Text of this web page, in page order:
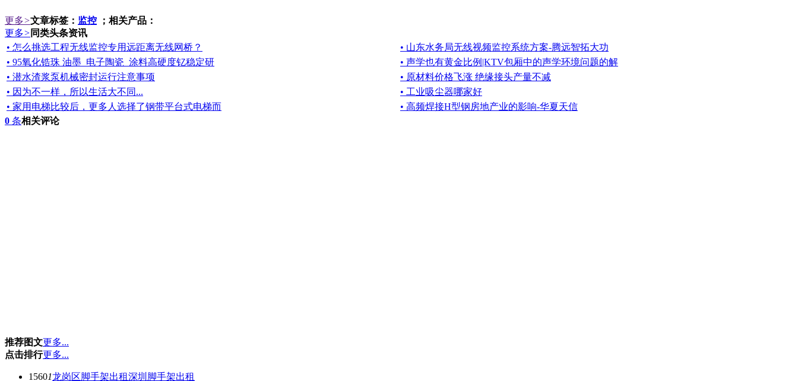
更多>文章标签： 监控 ；相关产品：
更多> 同类头条资讯
• 怎么挑选工程无线监控专用远距离无线网桥？
• 山东水务局无线视频监控系统方案-腾远智拓大功
• 95氧化锆珠 油墨_电子陶瓷_涂料高硬度钇稳定研
• 声学也有黄金比例|KTV包厢中的声学环境问题的解
• 潜水渣浆泵机械密封运行注意事项
• 原材料价格飞涨 绝缘接头产量不减
• 因为不一样，所以生活大不同...
• 工业吸尘器哪家好
• 家用电梯比较后，更多人选择了钢带平台式电梯而
• 高频焊接H型钢房地产业的影响-华夏天信
0 条相关评论
推荐图文更多...
点击排行更多...
15601龙岗区脚手架出租深圳脚手架出租